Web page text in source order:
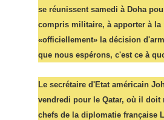
se réunissent samedi à Doha
compris militaire, à apporter à la
«officiellement» la décision
que nous espérons, c'est ce à
Le secrétaire d'Etat américain
vendredi pour le Qatar, où il doit
chefs de la diplomatie française